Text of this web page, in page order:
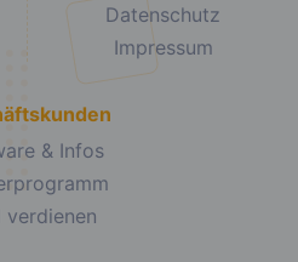
Datenschutz
Impressum
& Infos
verdienen